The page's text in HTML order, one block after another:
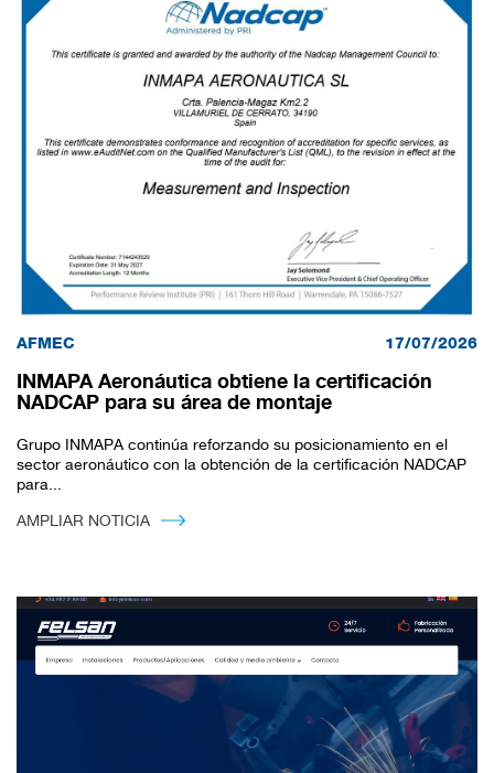
AFMEC 17/07/2026
INMAPA Aeronáutica obtiene la certificación
NADCAP para su área de montaje
Grupo INMAPA continúa reforzando su posicionamiento en el
sector aeronáutico con la obtención de la certificación NADCAP
para...
AMPLIAR NOTICIA